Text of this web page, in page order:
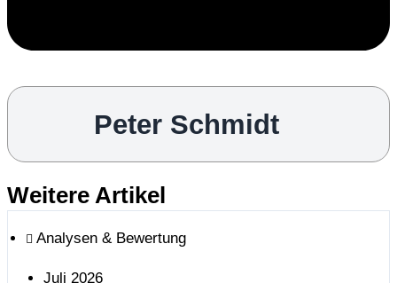
Peter Schmidt
Weitere Artikel
Analysen & Bewertung
Juli 2026